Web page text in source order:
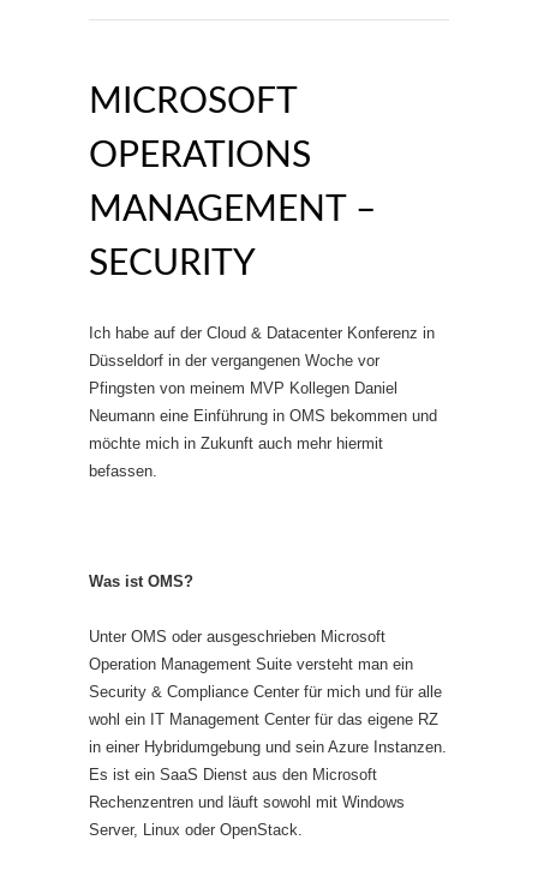
MICROSOFT
OPERATIONS
MANAGEMENT –
SECURITY
Ich habe auf der Cloud & Datacenter Konferenz in
Düsseldorf in der vergangenen Woche vor
Pfingsten von meinem MVP Kollegen Daniel
Neumann eine Einführung in OMS bekommen und
möchte mich in Zukunft auch mehr hiermit
befassen.
Was ist OMS?
Unter OMS oder ausgeschrieben Microsoft
Operation Management Suite versteht man ein
Security & Compliance Center für mich und für alle
wohl ein IT Management Center für das eigene RZ
in einer Hybridumgebung und sein Azure Instanzen.
Es ist ein SaaS Dienst aus den Microsoft
Rechenzentren und läuft sowohl mit Windows
Server, Linux oder OpenStack.